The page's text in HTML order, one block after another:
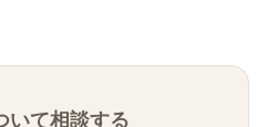
いて相談する